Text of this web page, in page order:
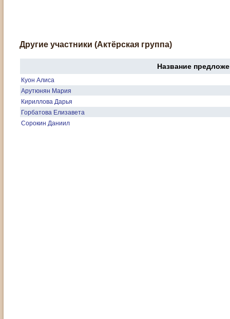
Другие участники (Актёрская группа)
Название
Куон Алиса
Арутюнян Мария
Кириллова Дарья
Горбатова Елизавета
Сорокин Даниил